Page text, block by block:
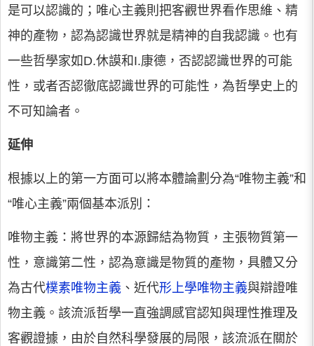
是可以認識的；唯心主義則把客觀世界看作思維、精
神的產物，認為認識世界就是精神的自我認識。也有
一些哲學家如D.休謨和I.康德，否認認識世界的可能
性，或者否認徹底認識世界的可能性，為哲學史上的
不可知論者。
延伸
根據以上的第一方面可以將本體論劃分為“唯物主義”和
“唯心主義”兩個基本派別：
唯物主義：將世界的本源歸結為物質，主張物質第一
性，意識第二性，認為意識是物質的產物，具體又分
為古代樸素唯物主義 、近代形上學唯物主義與辯證唯
物主義。該流派哲學一直強調感官認知與理性推理及
客觀證據，由於自然科學發展的局限，該流派在關於